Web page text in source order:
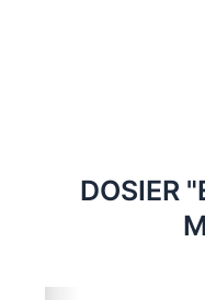
DOSIER